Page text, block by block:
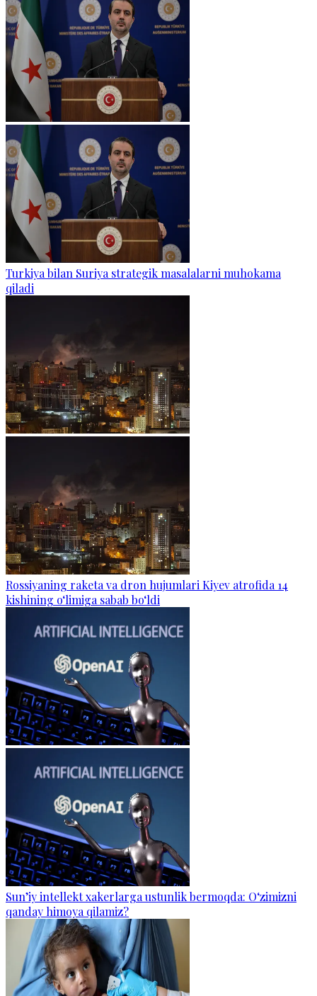
Turkiya bilan Suriya strategik masalalarni muhokama
qiladi
Rossiyaning raketa va dron hujumlari Kiyev atrofida 14
kishining o‘limiga sabab bo‘ldi
Sun’iy intellekt xakerlarga ustunlik bermoqda: O‘zimizni
qanday himoya qilamiz?